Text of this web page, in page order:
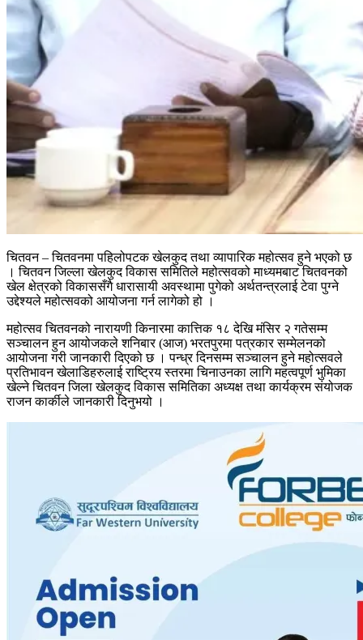
चितवन – चितवनमा पहिलोपटक खेलकुद तथा व्यापारिक महोत्सव हुने भएको छ
। चितवन जिल्ला खेलकुद विकास समितिले महोत्सवको माध्यमबाट चितवनको
खेल क्षेत्रको विकाससँगै धारासायी अवस्थामा पुगेको अर्थतन्त्रलाई टेवा पुग्ने
उद्देश्यले महोत्सवको आयोजना गर्न लागेको हो ।
महोत्सव चितवनको नारायणी किनारमा कात्तिक १८ देखि मंसिर २ गतेसम्म
सञ्चालन हुन आयोजकले शनिबार (आज) भरतपुरमा पत्रकार सम्मेलनको
आयोजना गरी जानकारी दिएको छ । पन्ध्र दिनसम्म सञ्चालन हुने महोत्सवले
प्रतिभावन खेलाडिहरुलाई राष्ट्रिय स्तरमा चिनाउनका लागि महत्वपूर्ण भुमिका
खेल्ने चितवन जिला खेलकुद विकास समितिका अध्यक्ष तथा कार्यक्रम संयोजक
राजन कार्कीले जानकारी दिनुभयो ।